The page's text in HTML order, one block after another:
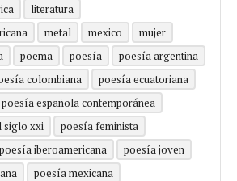
literatura
metal mexico
mujer
poema poesía
poesía argentina
colombiana
poesía ecuatoriana
poesía española contemporánea
siglo xxi
poesía feminista
poesía iberoamericana
poesía joven
poesía mexicana